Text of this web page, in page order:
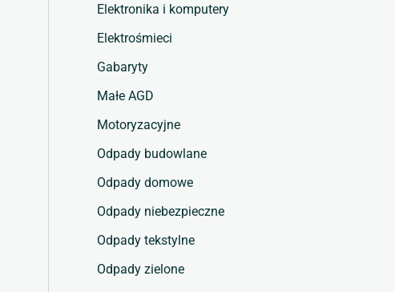
Elektronika i komputery
Elektrośmieci
Gabaryty
Małe AGD
Motoryzacyjne
Odpady budowlane
Odpady domowe
Odpady niebezpieczne
Odpady tekstylne
Odpady zielone